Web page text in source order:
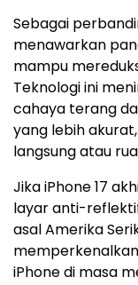
Sebagai
menawarkan
mampu
Teknologi ini
cahaya terang
yang lebih
langsung atau
Jika iPhone 17
layar anti-
asal Amerika
‌iPhone‌ di masa